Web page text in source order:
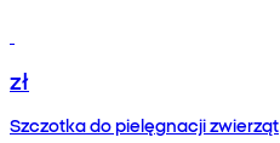
zł
Szczotka do pielęgnacji zwierząt